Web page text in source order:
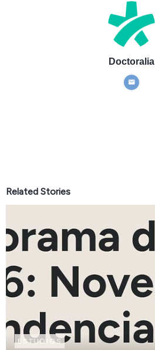
Doctoralia
Related Stories
ESTUDIOS